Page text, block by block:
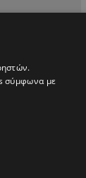
σύμφωνα με